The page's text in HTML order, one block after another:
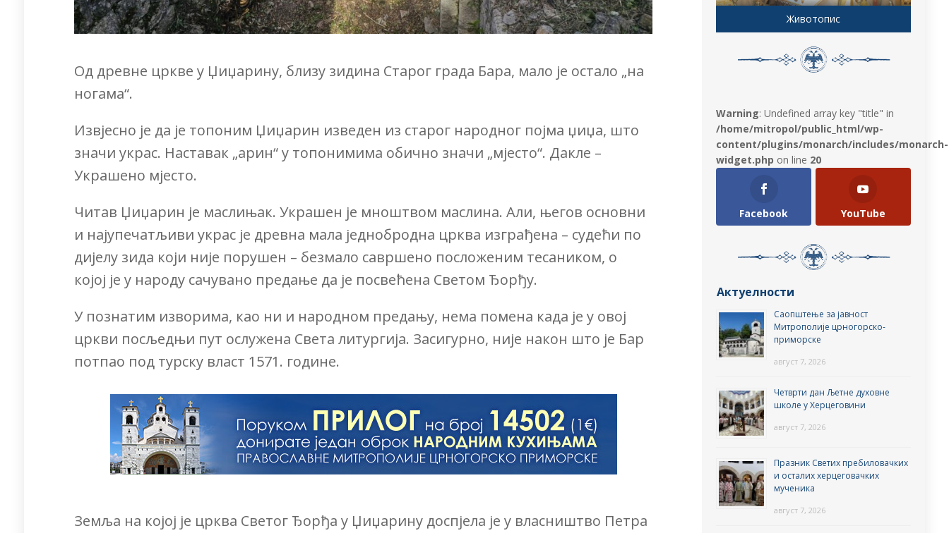
Од древне цркве у Џиџарину, близу зидина Старог града Бара, мало је остало „на
ногама“.
Извјесно је да је топоним Џиџарин изведен из старог народног појма џиџа, што
значи украс. Наставак „арин“ у топонимима обично значи „мјесто“. Дакле –
Украшено мјесто.
Читав Џиџарин је маслињак. Украшен је мноштвом маслина. Али, његов основни
и најупечатљиви украс је древна мала једнобродна црква изграђена – судећи по
дијелу зида који није порушен – безмало савршено посложеним тесаником, о
којој је у народу сачувано предање да је посвећена Светом Ђорђу.
У познатим изворима, као ни и народном предању, нема помена када је у овој
цркви посљедњи пут ослужена Света литургија. Засигурно, није након што је Бар
потпао под турску власт 1571. године.
Земља на којој је црква Светог Ђорђа у Џиџарину доспјела је у власништво Петра
Животопис
Warning: Undefined array key "title" in
/home/mitropol/public_html/wp-
content/plugins/monarch/includes/monarch-
widget.php on line 20
Facebook YouTube
Актуелности
Саопштење за јавност
Митрополије црногорско-
приморске
август 7, 2026
Четврти дан Љетне духовне
школе у Херцеговини
август 7, 2026
Празник Светих пребиловачких
и осталих херцеговачких
мученика
август 7, 2026